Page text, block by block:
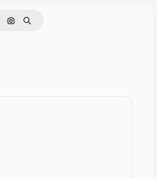
Rechercher par image
Rechercher